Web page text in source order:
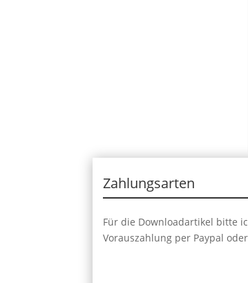
Zahlungsarten
Für die Downloadartikel bitte
Vorauszahlung per Paypal